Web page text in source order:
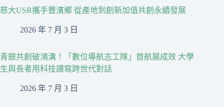
慈大USR攜手豐濱鄉 從產地到創新加值共創永續發展
2026 年 7 月 3 日
青銀共創破鴻溝！「數位導航志工隊」首航展成效 大學
生與長者用科技譜寫跨世代對話
2026 年 7 月 3 日